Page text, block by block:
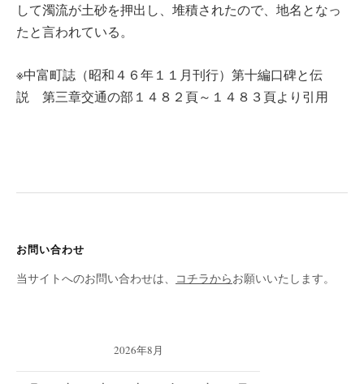
して濁流が土砂を押出し、堆積されたので、地名となっ
たと言われている。
※中富町誌（昭和４６年１１月刊行）第十編口碑と伝
説 第三章交通の部１４８２頁～１４８３頁より引用
お問い合わせ
当サイトへのお問い合わせは、
コチラからお願いいたします。
2026年8月